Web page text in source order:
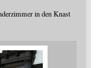
in den Knast